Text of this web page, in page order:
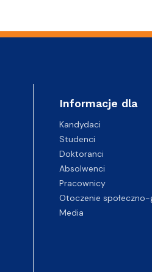
Informacje dla
Kandydaci
Studenci
Doktoranci
Absolwenci
Pracownicy
Otoczenie
Media